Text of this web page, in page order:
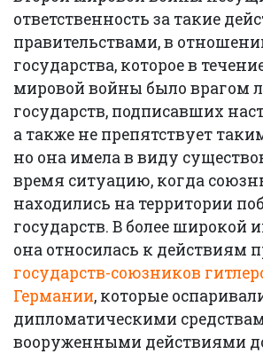
ответственность за такие
правительствами, в
государства, которое в
мировой войны было врагом
государств, подписавших
а также не препятствует
но она имела в виду
время ситуацию, когда
находились на территории
государств. В более широкой
она относилась к действиям
государств-союзников
Германии, которые
дипломатическими
вооруженными действиями